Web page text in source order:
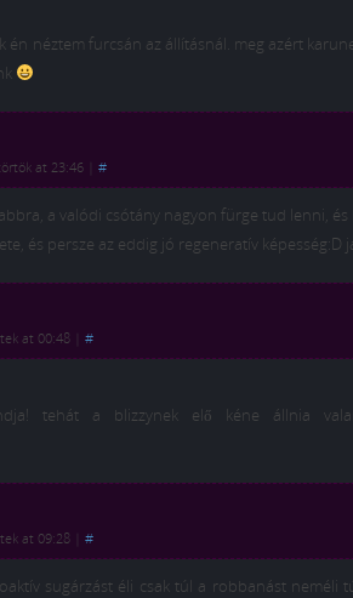
én néztem furcsán az állításnál. meg azért
at 23:46 #
a valódi csótány nagyon fürge tud lenni, és
és persze az eddig jó regeneratív
at 00:48 #
tehát a blizzynek elő kéne állnia
at 09:28 #
sugárzást éli csak túl a robbanást neméli